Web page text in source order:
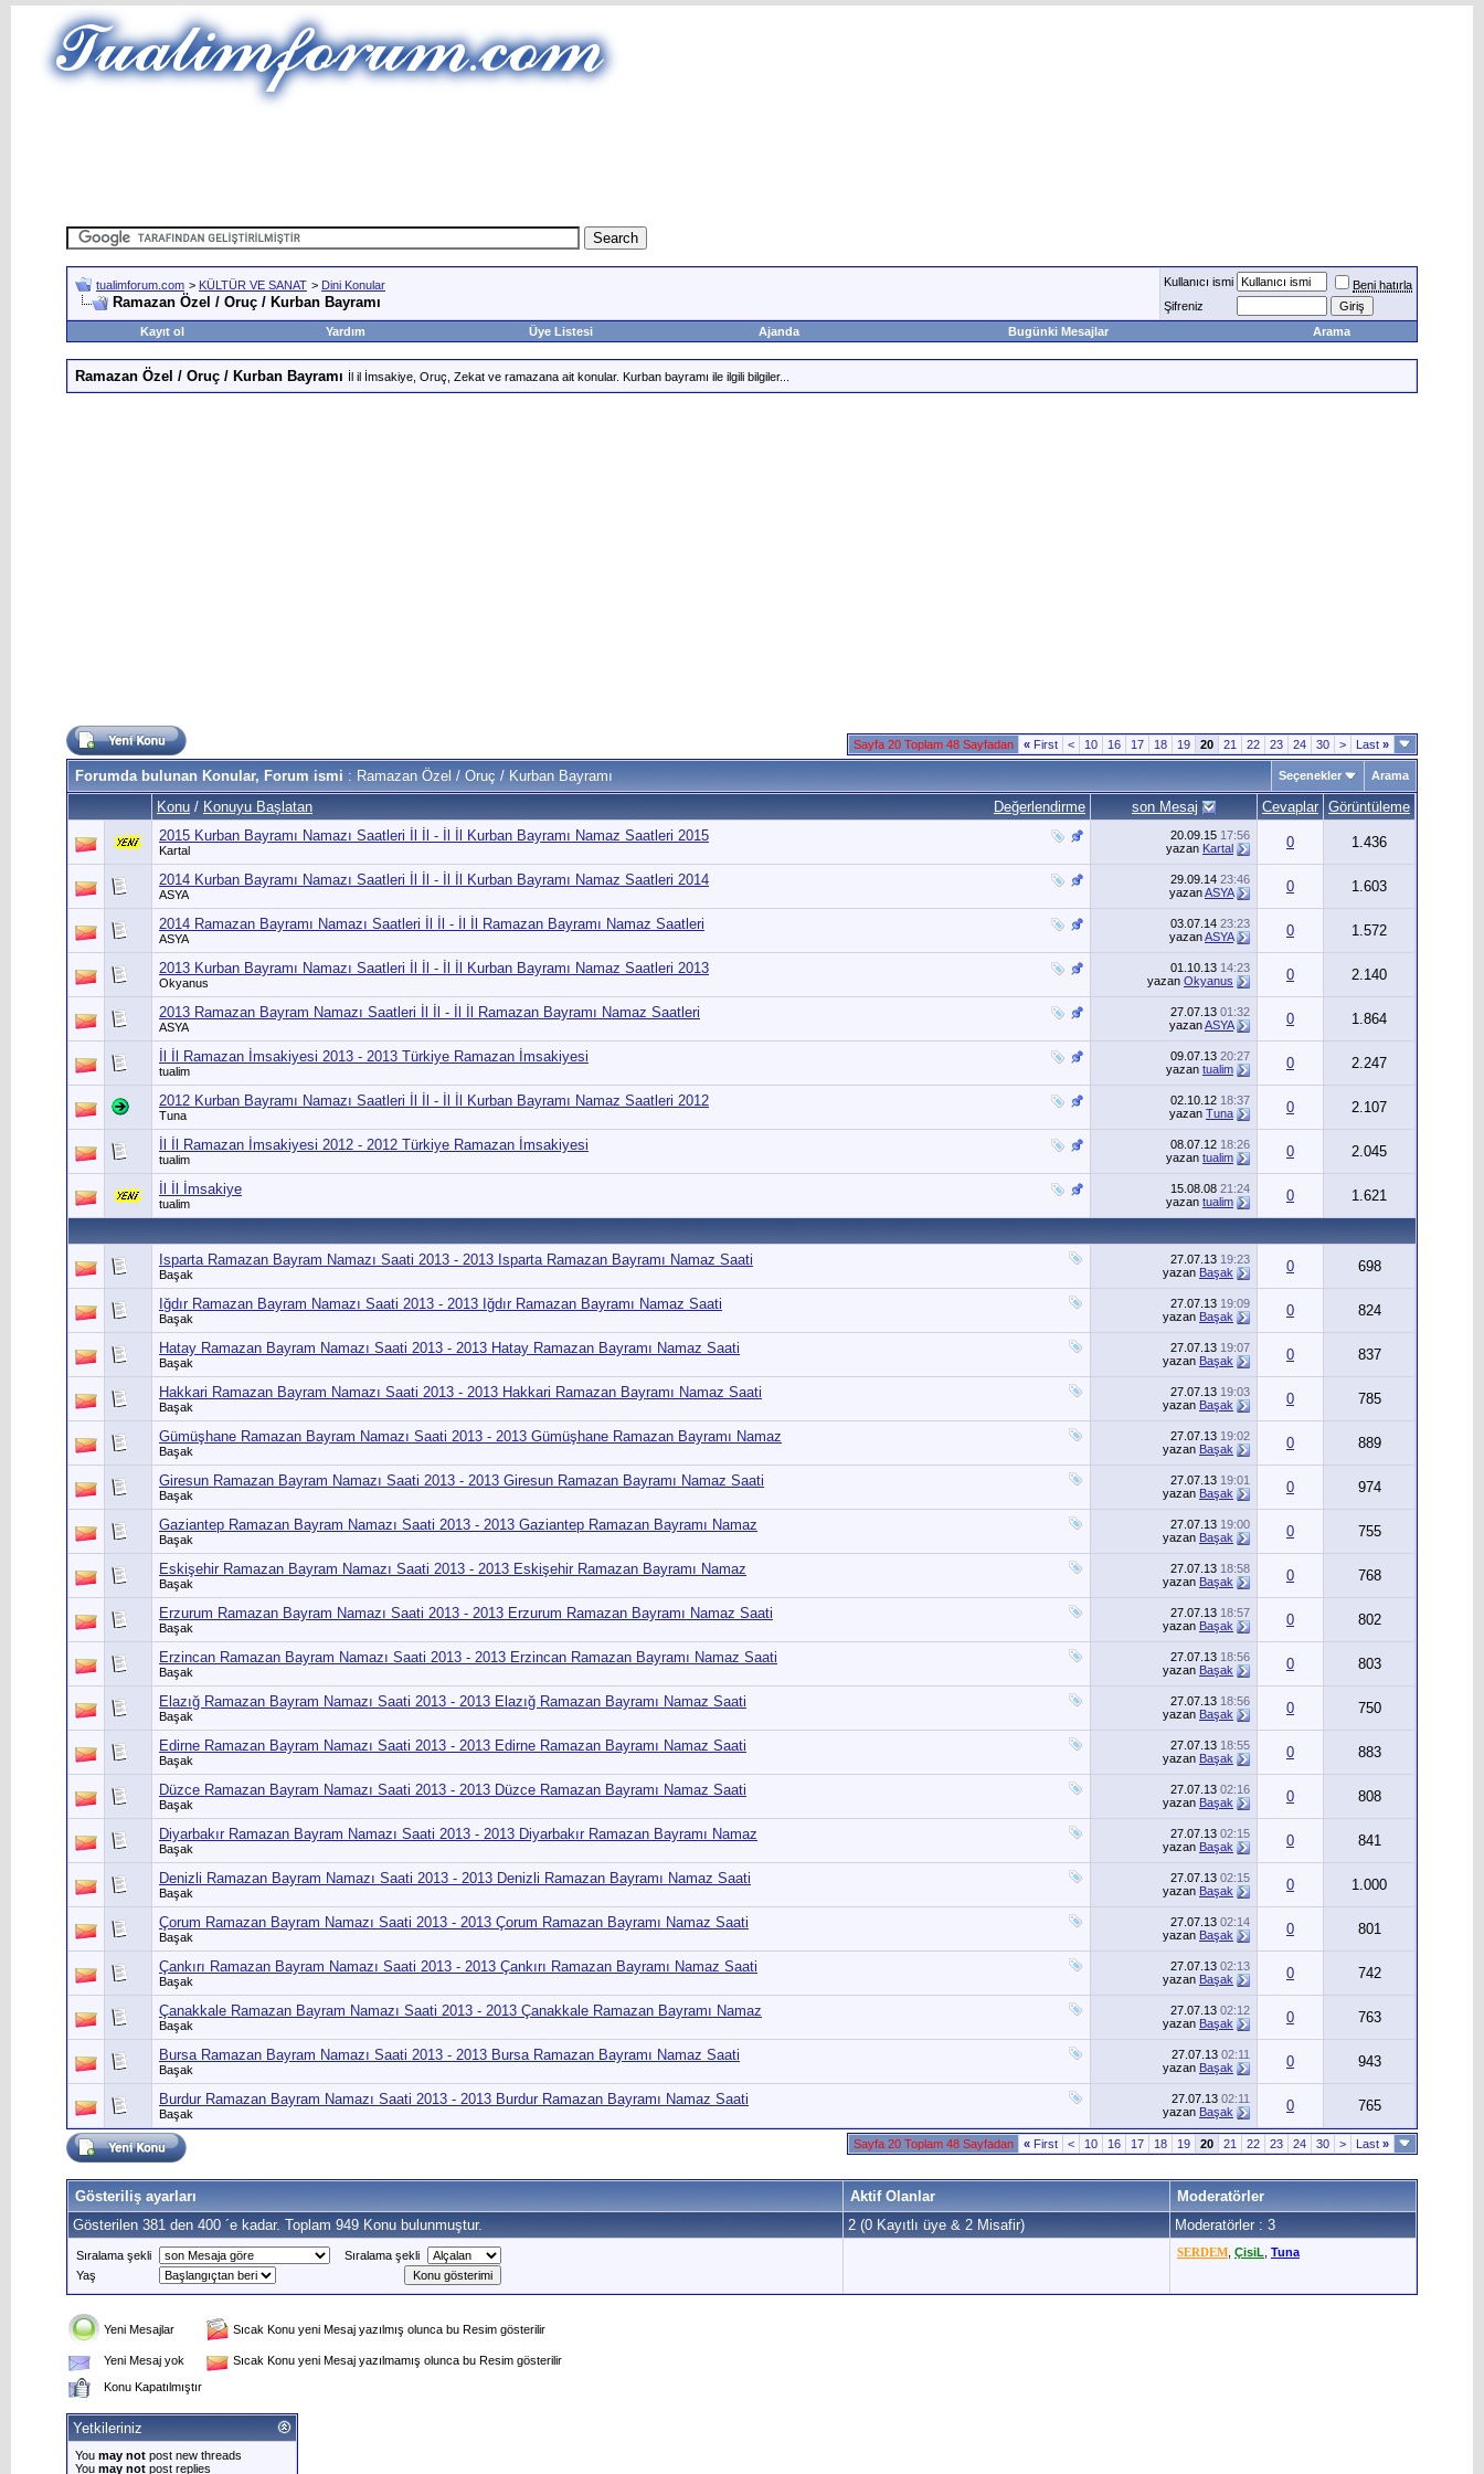
tualimforum.com > KÜLTÜR VE SANAT > Dini Konular
Ramazan Özel / Oruç / Kurban Bayramı
Kullanıcı ismi
Beni hatırla
Şifreniz
Kayıt ol
Yardım Üye Listesi Ajanda Bugünki Mesajlar Arama
Ramazan Özel / Oruç / Kurban Bayramı İl il İmsakiye, Oruç, Zekat ve ramazana ait konular. Kurban bayramı ile ilgili bilgiler...
Sayfa 20 Toplam 48 Sayfadan « First < 10 16 17 18 19 20 21 22 23 24 30 > Last »
Forumda bulunan Konular, Forum ismi : Ramazan Özel / Oruç / Kurban Bayramı Seçenekler Arama
Değerlendirme
Konu / Konuyu Başlatan son Mesaj Cevaplar Görüntüleme
2015 Kurban Bayramı Namazı Saatleri İl İl - İl İl Kurban Bayramı Namaz Saatleri 2015
Kartal
20.09.15 17:56
yazan Kartal 0 1.436
2014 Kurban Bayramı Namazı Saatleri İl İl - İl İl Kurban Bayramı Namaz Saatleri 2014
ASYA
29.09.14 23:46
yazanASYA 0 1.603
2014 Ramazan Bayramı Namazı Saatleri İl İl - İl İl Ramazan Bayramı Namaz Saatleri
ASYA
03.07.14 23:23
yazanASYA 0 1.572
2013 Kurban Bayramı Namazı Saatleri İl İl - İl İl Kurban Bayramı Namaz Saatleri 2013
Okyanus
01.10.13 14:23
yazan Okyanus 0 2.140
2013 Ramazan Bayram Namazı Saatleri İl İl - İl İl Ramazan Bayramı Namaz Saatleri
ASYA
27.07.13 01:32
yazanASYA 0 1.864
İl İl Ramazan İmsakiyesi 2013 - 2013 Türkiye Ramazan İmsakiyesi
tualim
09.07.13 20:27
yazan tualim 0 2.247
2012 Kurban Bayramı Namazı Saatleri İl İl - İl İl Kurban Bayramı Namaz Saatleri 2012
Tuna
02.10.12 18:37
yazan Tuna 0 2.107
İl İl Ramazan İmsakiyesi 2012 - 2012 Türkiye Ramazan İmsakiyesi
tualim
08.07.12 18:26
yazan tualim 0 2.045
İl İl İmsakiye
tualim
15.08.08 21:24
yazan tualim 0 1.621
Isparta Ramazan Bayram Namazı Saati 2013 - 2013 Isparta Ramazan Bayramı Namaz Saati
Başak
27.07.13 19:23
yazan Başak 0 698
Iğdır Ramazan Bayram Namazı Saati 2013 - 2013 Iğdır Ramazan Bayramı Namaz Saati
Başak
27.07.13 19:09
yazan Başak 0 824
Hatay Ramazan Bayram Namazı Saati 2013 - 2013 Hatay Ramazan Bayramı Namaz Saati
Başak
27.07.13 19:07
yazan Başak 0 837
Hakkari Ramazan Bayram Namazı Saati 2013 - 2013 Hakkari Ramazan Bayramı Namaz Saati
Başak
27.07.13 19:03
yazan Başak 0 785
Gümüşhane Ramazan Bayram Namazı Saati 2013 - 2013 Gümüşhane Ramazan Bayramı Namaz
Başak
27.07.13 19:02
yazan Başak 0 889
Giresun Ramazan Bayram Namazı Saati 2013 - 2013 Giresun Ramazan Bayramı Namaz Saati
Başak
27.07.13 19:01
yazan Başak 0 974
Gaziantep Ramazan Bayram Namazı Saati 2013 - 2013 Gaziantep Ramazan Bayramı Namaz
Başak
27.07.13 19:00
yazan Başak 0 755
Eskişehir Ramazan Bayram Namazı Saati 2013 - 2013 Eskişehir Ramazan Bayramı Namaz
Başak
27.07.13 18:58
yazan Başak 0 768
Erzurum Ramazan Bayram Namazı Saati 2013 - 2013 Erzurum Ramazan Bayramı Namaz Saati
Başak
27.07.13 18:57
yazan Başak 0 802
Erzincan Ramazan Bayram Namazı Saati 2013 - 2013 Erzincan Ramazan Bayramı Namaz Saati
Başak
27.07.13 18:56
yazan Başak 0 803
Elazığ Ramazan Bayram Namazı Saati 2013 - 2013 Elazığ Ramazan Bayramı Namaz Saati
Başak
27.07.13 18:56
yazan Başak 0 750
Edirne Ramazan Bayram Namazı Saati 2013 - 2013 Edirne Ramazan Bayramı Namaz Saati
Başak
27.07.13 18:55
yazan Başak 0 883
Düzce Ramazan Bayram Namazı Saati 2013 - 2013 Düzce Ramazan Bayramı Namaz Saati
Başak
27.07.13 02:16
yazan Başak 0 808
Diyarbakır Ramazan Bayram Namazı Saati 2013 - 2013 Diyarbakır Ramazan Bayramı Namaz
Başak
27.07.13 02:15
yazan Başak 0 841
Denizli Ramazan Bayram Namazı Saati 2013 - 2013 Denizli Ramazan Bayramı Namaz Saati
Başak
27.07.13 02:15
yazan Başak 0 1.000
Çorum Ramazan Bayram Namazı Saati 2013 - 2013 Çorum Ramazan Bayramı Namaz Saati
Başak
27.07.13 02:14
yazan Başak 0 801
Çankırı Ramazan Bayram Namazı Saati 2013 - 2013 Çankırı Ramazan Bayramı Namaz Saati
Başak
27.07.13 02:13
yazan Başak 0 742
Çanakkale Ramazan Bayram Namazı Saati 2013 - 2013 Çanakkale Ramazan Bayramı Namaz
Başak
27.07.13 02:12
yazan Başak 0 763
Bursa Ramazan Bayram Namazı Saati 2013 - 2013 Bursa Ramazan Bayramı Namaz Saati
Başak
27.07.13 02:11
yazan Başak 0 943
Burdur Ramazan Bayram Namazı Saati 2013 - 2013 Burdur Ramazan Bayramı Namaz Saati
Başak
27.07.13 02:11
yazan Başak 0 765
Sayfa 20 Toplam 48 Sayfadan « First < 10 16 17 18 19 20 21 22 23 24 30 > Last »
Gösteriliş ayarları Aktif Olanlar
Moderatörler
Gösterilen 381 den 400 ´e kadar. Toplam 949 Konu bulunmuştur.
2 (0 Kayıtlı üye & 2 Misafir) Moderatörler : 3
Sıralama şekli
Sıralama şekli
Yaş
SERDEM ÇisiL Tuna
Yeni Mesajlar Sıcak Konu yeni Mesaj yazılmış olunca bu Resim gösterilir
Yeni Mesaj yok
Sıcak Konu yeni Mesaj yazılmamış olunca bu Resim gösterilir
Konu Kapatılmıştır
Yetkileriniz
You may not post new threads
You may not post replies